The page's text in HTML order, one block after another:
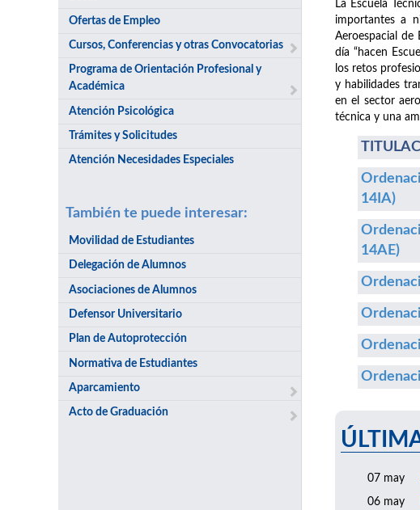
Ofertas de Empleo
Cursos, Conferencias y otras Convocatorias
Programa de Orientación Profesional y
Académica
Atención Psicológica
Trámites y Solicitudes
Atención Necesidades Especiales
También te puede interesar:
Movilidad de Estudiantes
Delegación de Alumnos
Asociaciones de Alumnos
Defensor Universitario
Plan de Autoprotección
Normativa de Estudiantes
Aparcamiento
Acto de Graduación
La Escuela
importantes a
Aeroespacial de
día “hacen
los retos
y habilidades
en el sector
técnica y una
14IA)
14AE)
07 may
06 may